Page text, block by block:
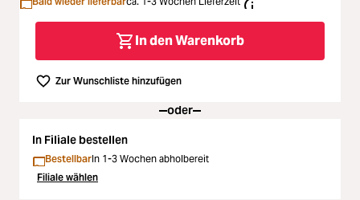
Loading...Second Hand
Loading...
SALE
Loading...
In den Warenkorb
Zur Wunschliste hinzufügen
oder
In Filiale bestellen
BestellbarIn 1-3 Wochen abholbereit
Filiale wählen